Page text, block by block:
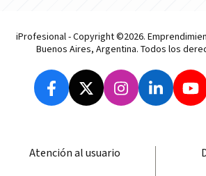
iProfesional - Copyright ©2026.
Buenos Aires, Argentina. Todos los
Atención al usuario